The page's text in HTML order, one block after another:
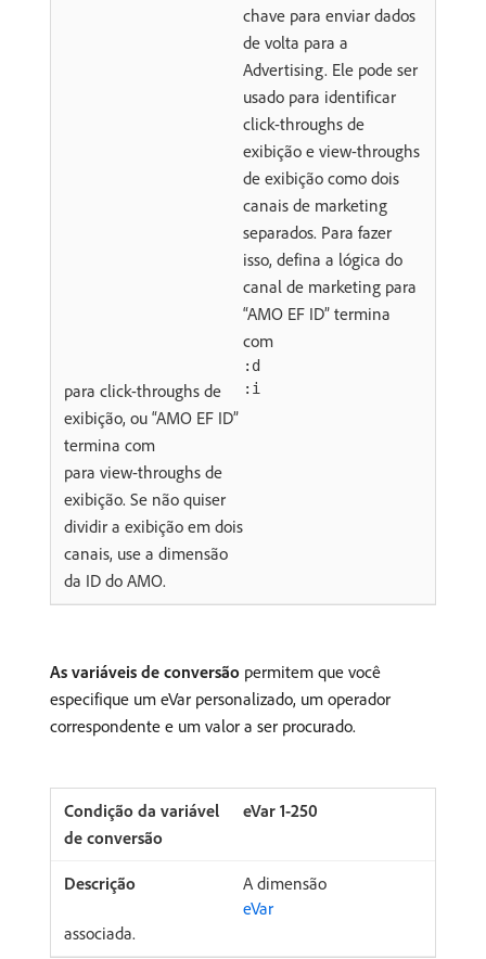
chave para enviar dados
de volta para a
Advertising. Ele pode ser
usado para identificar
click-throughs de
exibição e view-throughs
de exibição como dois
canais de marketing
separados. Para fazer
isso, defina a lógica do
canal de marketing para
“AMO EF ID” termina
com
:d
para click-throughs de
exibição, ou “AMO EF ID”
termina com
:i
para view-throughs de
exibição. Se não quiser
dividir a exibição em dois
canais, use a dimensão
da ID do AMO.
As variáveis de conversão permitem que você
especifique um eVar personalizado, um operador
correspondente e um valor a ser procurado.
eVar 1-250
A dimensão
eVar
associada.